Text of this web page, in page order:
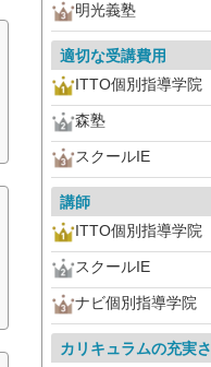
明光義塾
適切な受講費用
ITTO個別指導学院
森塾
スクールIE
講師
ITTO個別指導学院
スクールIE
ナビ個別指導学院
カリキュラムの充実さ